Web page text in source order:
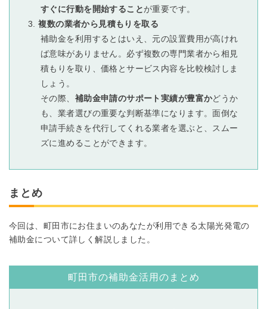
すぐに行動を開始することが重要です。
複数の業者から見積もりを取る
補助金を利用するとはいえ、元の設置費用が高けれ
ば意味がありません。必ず複数の専門業者から相見
積もりを取り、価格とサービス内容を比較検討しま
しょう。
その際、 補助金申請のサポート実績が豊富かどうか
も、業者選びの重要な判断基準になります。面倒な
申請手続きを代行してくれる業者を選ぶと、スムー
ズに進めることができます。
まとめ
今回は、町田市にお住まいのあなたが利用できる太陽光発電の
補助金について詳しく解説しました。
町田市の補助金活用のまとめ